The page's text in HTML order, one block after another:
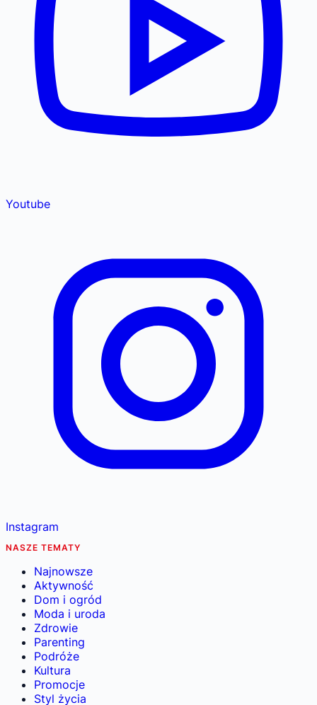
Youtube
Instagram
NASZE TEMATY
Najnowsze
Aktywność
Dom i ogród
Moda i uroda
Zdrowie
Parenting
Podróże
Kultura
Promocje
Styl życia